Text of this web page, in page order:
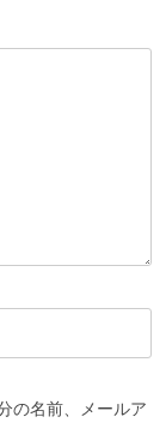
の名前、メールア